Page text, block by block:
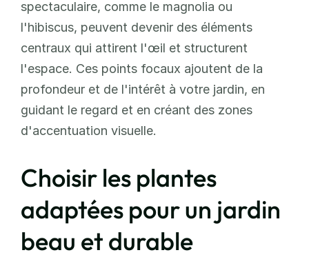
spectaculaire, comme le magnolia ou
l'hibiscus, peuvent devenir des éléments
centraux qui attirent l'œil et structurent
l'espace. Ces points focaux ajoutent de la
profondeur et de l'intérêt à votre jardin, en
guidant le regard et en créant des zones
d'accentuation visuelle.
Choisir les plantes
adaptées pour un jardin
beau et durable